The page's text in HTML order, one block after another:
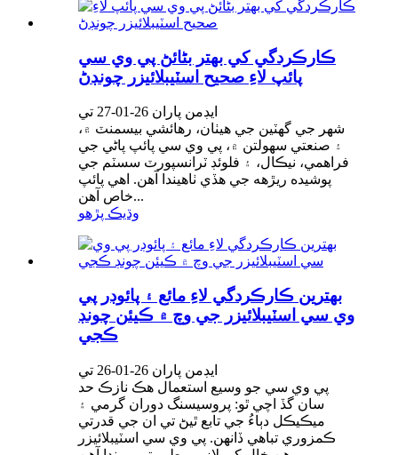
ڪارڪردگي کي بهتر بڻائڻ پي وي سي
پائپ لاءِ صحيح اسٽيبلائيزر چونڊڻ
ايڊمن پاران 26-01-27 تي
شهر جي گهٽين جي هيٺان، رهائشي بيسمنٽ ۾،
۽ صنعتي سهولتن ۾، پي وي سي پائپ پاڻي جي
فراهمي، نيڪال، ۽ فلوئڊ ٽرانسپورٽ سسٽم جي
پوشيده ريڙهه جي هڏي ٺاهيندا آهن. اهي پائپ
خاص آهن...
وڌيڪ پڙهو
بهترين ڪارڪردگي لاءِ مائع ۽ پائوڊر پي
وي سي اسٽيبلائيزر جي وچ ۾ ڪيئن چونڊ
ڪجي
ايڊمن پاران 26-01-26 تي
پي وي سي جو وسيع استعمال هڪ نازڪ حد
سان گڏ اچي ٿو: پروسيسنگ دوران گرمي ۽
ميڪيڪل دٻاءُ جي تابع ٿيڻ تي ان جي قدرتي
ڪمزوري تباهي ڏانهن. پي وي سي اسٽيبلائيزر